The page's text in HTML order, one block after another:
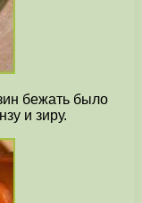
бежать было
и зиру.